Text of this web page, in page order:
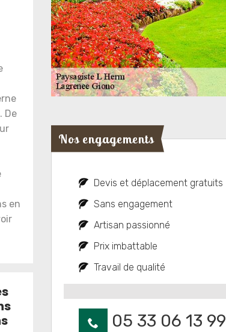
De
en
Nos engagements
Devis et déplacement gratuits
Sans engagement
Artisan passionné
Prix imbattable
Travail de qualité
05 33 06 13 99